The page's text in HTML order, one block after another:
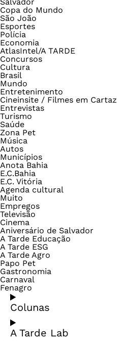
Copa do Mundo
São João
Esportes
Polícia
Economia
AtlasIntel/A TARDE
Concursos
Cultura
Brasil
Mundo
Entretenimento
Cineinsite / Filmes em Cartaz
Entrevistas
Turismo
Saúde
Zona Pet
Música
Autos
Municípios
Anota Bahia
E.C.Bahia
E.C. Vitória
Agenda cultural
Muito
Empregos
Televisão
Cinema
Aniversário de Salvador
A Tarde Educação
A Tarde ESG
A Tarde Agro
Papo Pet
Gastronomia
Carnaval
Fenagro
Colunas
A Tarde Lab